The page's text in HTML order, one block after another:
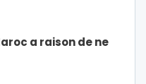
a raison de ne